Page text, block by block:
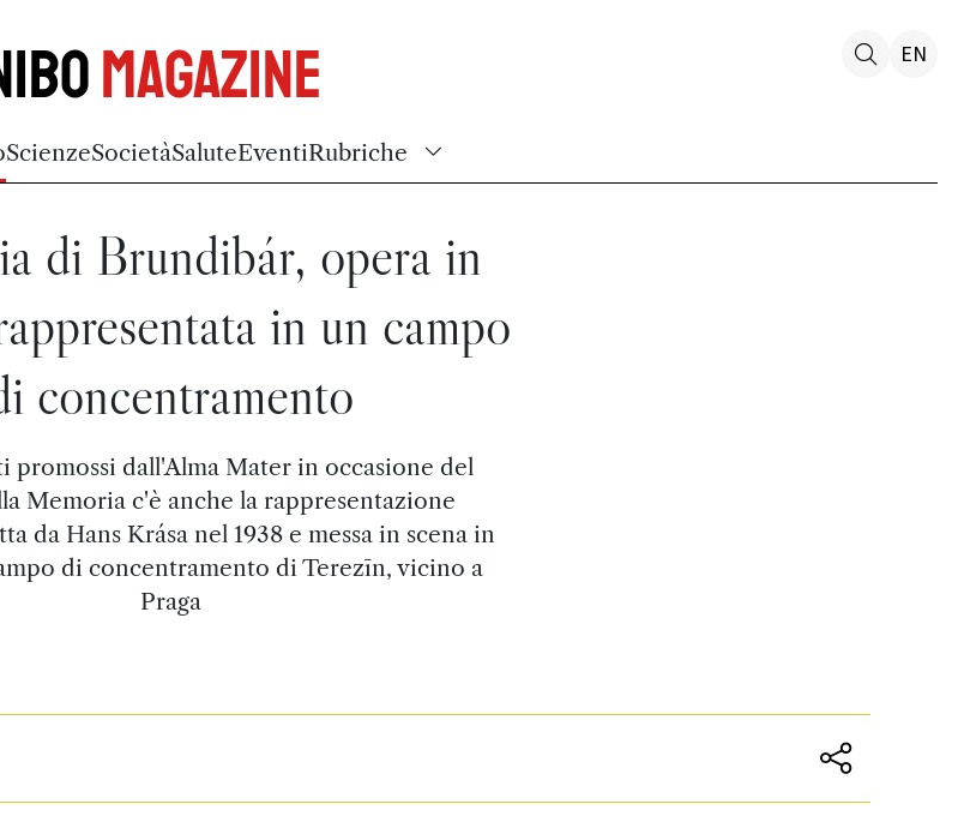
Magazine
ScienzeSocietàSaluteEventiRubriche
EN
di Brundibár, opera in
in un campo
concentramento
promossi dall'Alma Mater in occasione del
Memoria c'è anche la rappresentazione
da Hans Krása nel 1938 e messa in scena in
di concentramento di Terezīn, vicino a
Praga